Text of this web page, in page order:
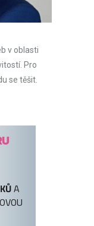
v oblasti
Pro
se těšit.
A